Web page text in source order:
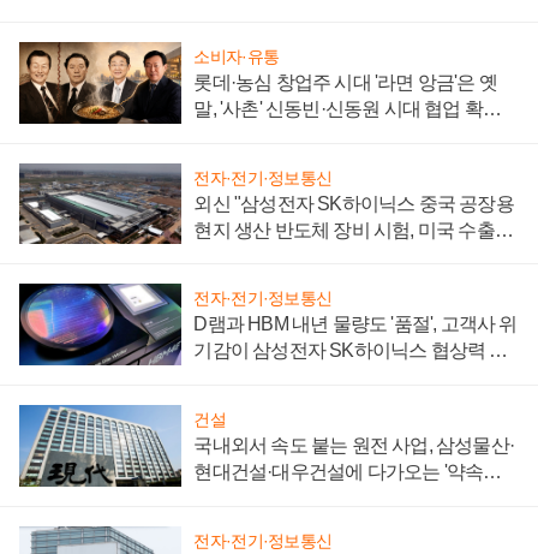
소비자·유통
롯데·농심 창업주 시대 '라면 앙금'은 옛
말, '사촌' 신동빈·신동원 시대 협업 확대
전자·전기·정보통신
외신 "삼성전자 SK하이닉스 중국 공장용
현지 생산 반도체 장비 시험, 미국 수출통
전자·전기·정보통신
D램과 HBM 내년 물량도 '품절', 고객사 위
기감이 삼성전자 SK하이닉스 협상력 더
건설
국내외서 속도 붙는 원전 사업, 삼성물산·
현대건설·대우건설에 다가오는 '약속의
전자·전기·정보통신